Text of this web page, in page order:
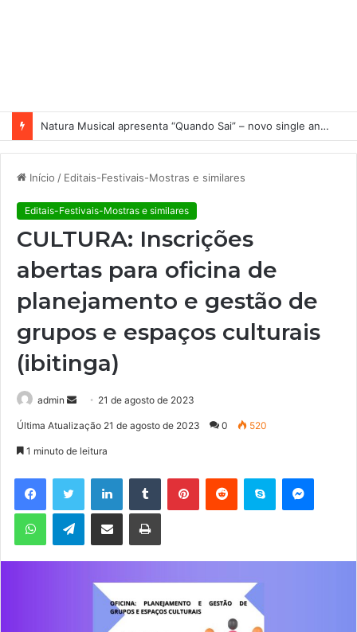
Natura Musical apresenta “Quando Sai” – novo single antecipa estreia do primeiro álbum solo de Elisa Maia
Início / Editais-Festivais-Mostras e similares
Editais-Festivais-Mostras e similares
CULTURA: Inscrições
abertas para oficina de
planejamento e gestão de
grupos e espaços culturais
(ibitinga)
admin
d
e
m
21 de agosto de 2023
Última Atualização 21 de agosto de 2023 0 520
1 minuto de leitura
Telegram